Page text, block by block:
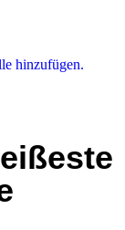
hinzufügen.